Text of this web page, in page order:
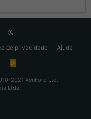
de privacidade
Ajuda
R
2021 XenForo Ltd.
Ltda.